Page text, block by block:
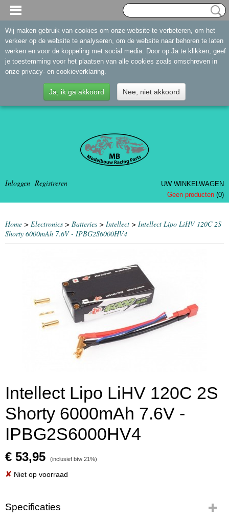
Inloggen Registreren
UW WINKELWAGEN
Geen producten (0)
Home > Electronics > Batteries > Intellect > Intellect Lipo LiHV 120C 2S
Shorty 6000mAh 7.6V - IPBG2S6000HV4
Intellect Lipo LiHV 120C 2S
Shorty 6000mAh 7.6V -
IPBG2S6000HV4
€ 53,95 (inclusief btw 21%)
✘ Niet op voorraad
Specificaties
Wij maken gebruik van cookies om onze website te verbeteren, om het
verkeer op de website te analyseren, om de website naar behoren te laten
werken en voor de koppeling met social media. Door op Ja te klikken, geef
je toestemming voor het plaatsen van alle cookies zoals omschreven in
onze privacy- en cookieverklaring.
Ja, ik ga akkoord Nee, niet akkoord